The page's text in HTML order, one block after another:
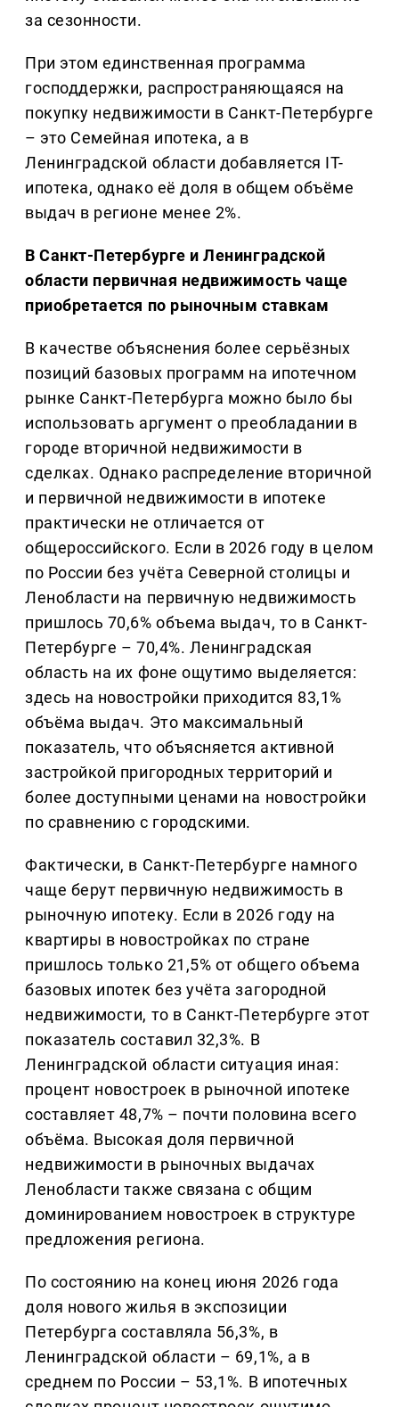
за сезонности.
При этом единственная программа
господдержки, распространяющаяся на
покупку недвижимости в Санкт-Петербурге
– это Семейная ипотека, а в
Ленинградской области добавляется IT-
ипотека, однако её доля в общем объёме
выдач в регионе менее 2%.
В Санкт-Петербурге и Ленинградской
области первичная недвижимость чаще
приобретается по рыночным ставкам
В качестве объяснения более серьёзных
позиций базовых программ на ипотечном
рынке Санкт-Петербурга можно было бы
использовать аргумент о преобладании в
городе вторичной недвижимости в
сделках. Однако распределение вторичной
и первичной недвижимости в ипотеке
практически не отличается от
общероссийского. Если в 2026 году в целом
по России без учёта Северной столицы и
Ленобласти на первичную недвижимость
пришлось 70,6% объема выдач, то в Санкт-
Петербурге – 70,4%. Ленинградская
область на их фоне ощутимо выделяется:
здесь на новостройки приходится 83,1%
объёма выдач. Это максимальный
показатель, что объясняется активной
застройкой пригородных территорий и
более доступными ценами на новостройки
по сравнению с городскими.
Фактически, в Санкт-Петербурге намного
чаще берут первичную недвижимость в
рыночную ипотеку. Если в 2026 году на
квартиры в новостройках по стране
пришлось только 21,5% от общего объема
базовых ипотек без учёта загородной
недвижимости, то в Санкт-Петербурге этот
показатель составил 32,3%. В
Ленинградской области ситуация иная:
процент новостроек в рыночной ипотеке
составляет 48,7% – почти половина всего
объёма. Высокая доля первичной
недвижимости в рыночных выдачах
Ленобласти также связана с общим
доминированием новостроек в структуре
предложения региона.
По состоянию на конец июня 2026 года
доля нового жилья в экспозиции
Петербурга составляла 56,3%, в
Ленинградской области – 69,1%, а в
среднем по России – 53,1%. В ипотечных